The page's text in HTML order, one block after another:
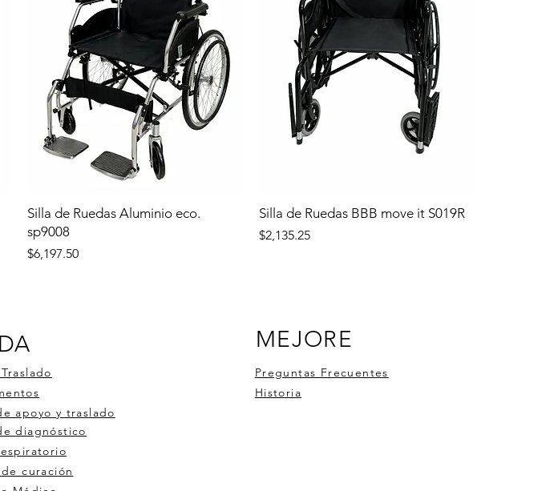
Silla de Ruedas Aluminio eco.
sp9008
Precio
$6,197.50
Silla de Ruedas BBB move it S019R
Precio
$2,135.25
apoyo y traslado
diagnóstico
curación
MEJORE
Preguntas Frecuentes
Historia